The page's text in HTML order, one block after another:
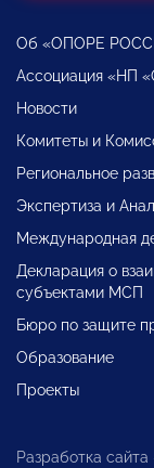
Об «ОПОРЕ
Ассоциация «НП
Новости
Комитеты и
Региональное
Экспертиза и
Международная
Декларация о
субъектами МСП
Бюро по защите
Образование
Проекты
Разработка